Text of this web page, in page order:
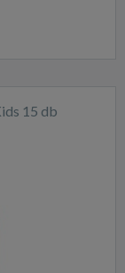
15 db